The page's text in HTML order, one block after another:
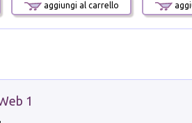
aggiungi al carrello
1